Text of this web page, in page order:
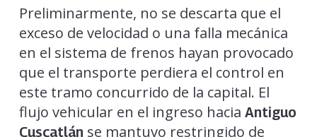
Preliminarmente, no se descarta que el
exceso de velocidad o una falla mecánica
en el sistema de frenos hayan provocado
que el transporte perdiera el control en
este tramo concurrido de la capital. El
flujo vehicular en el ingreso hacia Antiguo
Cuscatlán se mantuvo restringido de